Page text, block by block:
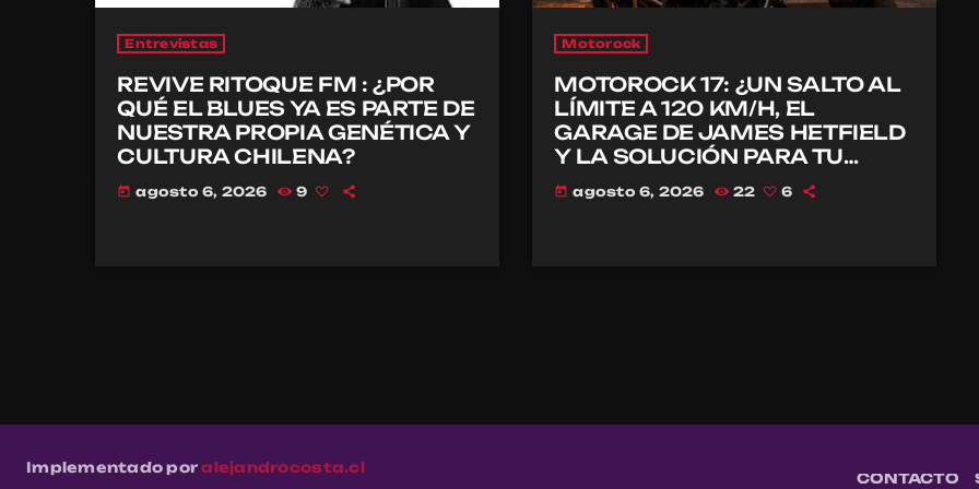
Entrevistas
REVIVE RITOQUE FM : ¿POR
QUÉ EL BLUES YA ES PARTE DE
NUESTRA PROPIA GENÉTICA Y
CULTURA CHILENA?
today agosto 6, 2026 9
Motorock
MOTOROCK 17: ¿UN SALTO AL
LÍMITE A 120 KM/H, EL
GARAGE DE JAMES HETFIELD
Y LA SOLUCIÓN PARA TU
CASCO?
today agosto 6, 2026 22 6
Implementado poralejandrocosta.cl
CONTACTO